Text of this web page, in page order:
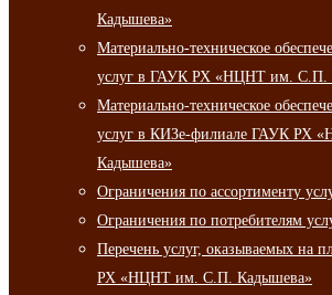
Кадышева»
Материально-техническое
услуг в ГАУК РХ «НЦНТ им. С.П.
Материально-техническое
услуг в КИЗе-филиале ГАУК РХ
Кадышева»
Ограничения по ассортименту
Ограничения по потребителям
Перечень услуг, оказываемых на
РХ «НЦНТ им. С.П. Кадышева»